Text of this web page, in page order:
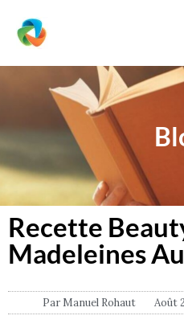
contenu
Recette
Madeleines
ParManuel Rohaut Août